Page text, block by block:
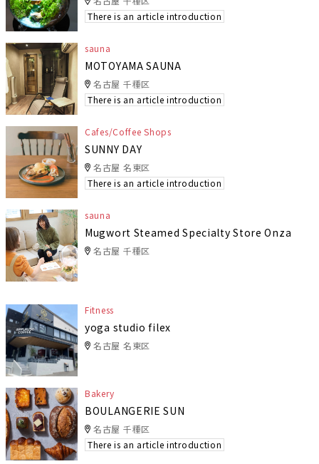
There is an article introduction
sauna
MOTOYAMA SAUNA
名古屋 千種区
There is an article introduction
Cafes/Coffee Shops
SUNNY DAY
名古屋 名東区
There is an article introduction
sauna
Mugwort Steamed Specialty Store Onza
名古屋 千種区
Fitness
yoga studio filex
名古屋 名東区
Bakery
BOULANGERIE SUN
名古屋 千種区
There is an article introduction